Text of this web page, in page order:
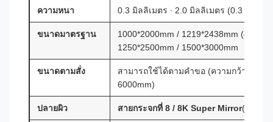
ความหนา 0.3 มิลลิเมตร ∙ 2.0 มิลลิเมตร (0.3 ∙ 1.5
ขนาดมาตรฐาน
1000*2000mm / 1219*2438mm (4*8 ฟุ
1250*2500mm / 1500*3000mm
ขนาดตามสั่ง
สามารถใช้ได้ตามคําขอ (ความกว้างสูงสุ
6000mm)
ปลายผิว สายกระจกที่ 8 / 8K Super Mirror(Ra ≤